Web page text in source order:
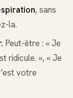
, sans
la.
Peut-être : « Je
ridicule. », « Je
votre